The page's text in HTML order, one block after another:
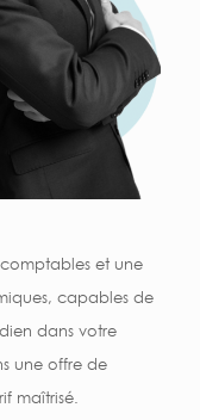
et une
capables de
dans votre
une offre de
maîtrisé.